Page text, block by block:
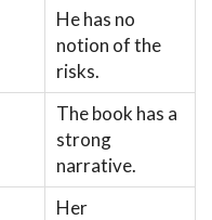
He has no
notion of the
risks.
The book has a
strong
narrative.
Her